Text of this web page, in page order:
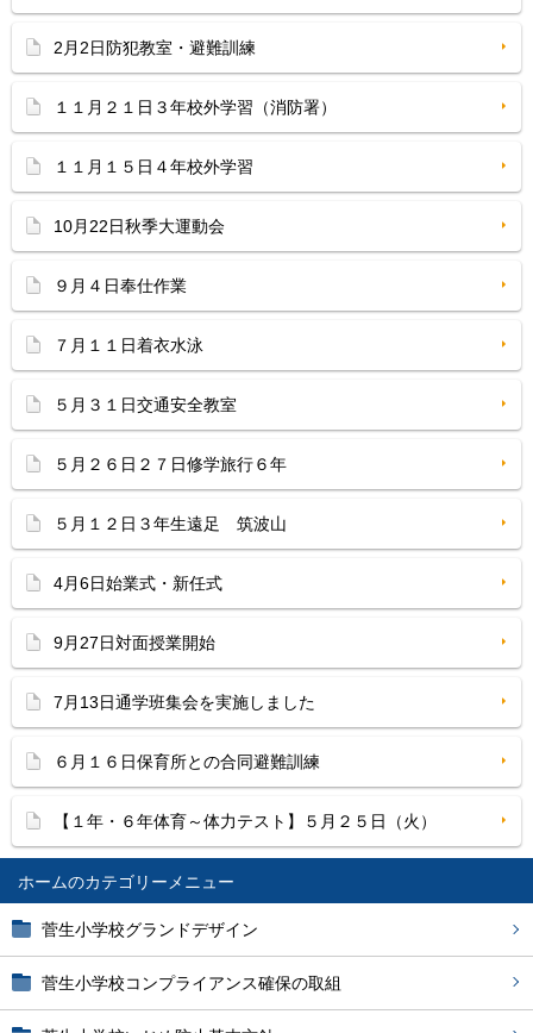
ホーム
菅生小学校グランドデザイン
菅生小学校コンプライアンス確保の取組
2月2日防犯教室・避難訓練
１１月２１日３年校外学習（消防署）
１１月１５日４年校外学習
10月22日秋季大運動会
９月４日奉仕作業
７月１１日着衣水泳
５月３１日交通安全教室
５月２６日２７日修学旅行６年
５月１２日３年生遠足 筑波山
4月6日始業式・新任式
9月27日対面授業開始
7月13日通学班集会を実施しました
６月１６日保育所との合同避難訓練
【１年・６年体育～体力テスト】５月２５日（火）